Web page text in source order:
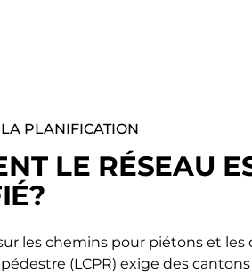
PLANIFICATION
LE RÉSEAU
les chemins pour piétons et les
(LCPR) exige des cantons